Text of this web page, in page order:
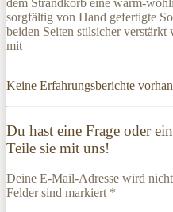
sorgfältig von Hand gefertigte
beiden Seiten stilsicher
mit
Keine Erfahrungsberichte
Du hast eine Frage oder
Teile sie mit uns!
Deine E-Mail-Adresse wird
Felder sind markiert *